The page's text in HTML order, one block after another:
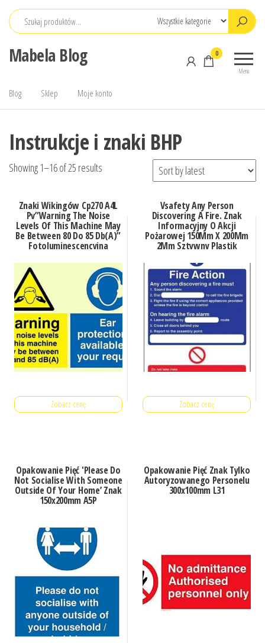
Przejdź
Mabela Blog
Menu
0
Blog Sklep Moje konto
Instrukcje i znaki BHP
Showing 1–16 of 25 results
Znaki Wikingów Cp270 A4L
Pv”Warning The Noise
Levels Of This Machine May
Be Between 80 Do 85 Db(A)”
Fotoluminescencyjna
Wys
Zobacz cenę
Vsafety Any Person
Discovering A Fire. Znak
Informacyjny O Akcji
Pożarowej 150Mm X 200Mm
2Mm Sztywny Plastik
Zobacz cenę
Opakowanie Pięć 'Please Do
Not Socialise With Someone
Outside Of Your Home’ Znak
150x200mm A5P
Opakowanie Pięć Znak Tylko
Autoryzowanego Personelu
300x100mm L31